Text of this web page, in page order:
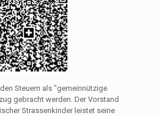
Steuern als "gemeinnützige
gebracht werden. Der Vorstand
Strassenkinder leistet seine